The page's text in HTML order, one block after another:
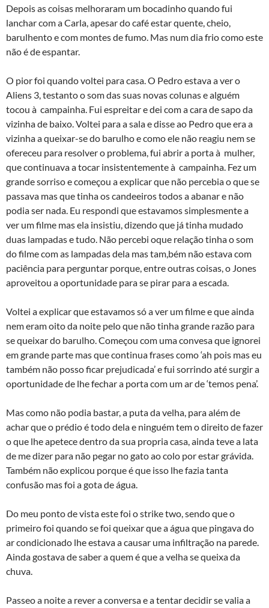
Depois as coisas melhoraram um bocadinho quando fui
lanchar com a Carla, apesar do café estar quente, cheio,
barulhento e com montes de fumo. Mas num dia frio como este
não é de espantar.
O pior foi quando voltei para casa. O Pedro estava a ver o
Aliens 3, testanto o som das suas novas colunas e alguém
tocou à campainha. Fui espreitar e dei com a cara de sapo da
vizinha de baixo. Voltei para a sala e disse ao Pedro que era a
vizinha a queixar-se do barulho e como ele não reagiu nem se
ofereceu para resolver o problema, fui abrir a porta à mulher,
que continuava a tocar insistentemente à campainha. Fez um
grande sorriso e começou a explicar que não percebia o que se
passava mas que tinha os candeeiros todos a abanar e não
podia ser nada. Eu respondi que estavamos simplesmente a
ver um filme mas ela insistiu, dizendo que já tinha mudado
duas lampadas e tudo. Não percebi oque relação tinha o som
do filme com as lampadas dela mas tam,bém não estava com
paciência para perguntar porque, entre outras coisas, o Jones
aproveitou a oportunidade para se pirar para a escada.
Voltei a explicar que estavamos só a ver um filme e que ainda
nem eram oito da noite pelo que não tinha grande razão para
se queixar do barulho. Começou com uma convesa que ignorei
em grande parte mas que continua frases como ‘ah pois mas eu
também não posso ficar prejudicada’ e fui sorrindo até surgir a
oportunidade de lhe fechar a porta com um ar de ‘temos pena’.
Mas como não podia bastar, a puta da velha, para além de
achar que o prédio é todo dela e ninguém tem o direito de fazer
o que lhe apetece dentro da sua propria casa, ainda teve a lata
de me dizer para não pegar no gato ao colo por estar grávida.
Também não explicou porque é que isso lhe fazia tanta
confusão mas foi a gota de água.
Do meu ponto de vista este foi o strike two, sendo que o
primeiro foi quando se foi queixar que a água que pingava do
ar condicionado lhe estava a causar uma infiltração na parede.
Ainda gostava de saber a quem é que a velha se queixa da
chuva.
Passeo a noite a rever a conversa e a tentar decidir se valia a